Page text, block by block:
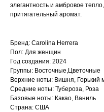
элегантность и амбровое
притягательный аромат.
Бренд: Carolina Herrera
Пол: Для женщин
Год создания: 2024
Группы: Восточные,Цветочные
Верхние ноты: Вишня, Горький
Средние ноты: Тубероза, Роза
Базовые ноты: Какао, Ваниль
Страна: США